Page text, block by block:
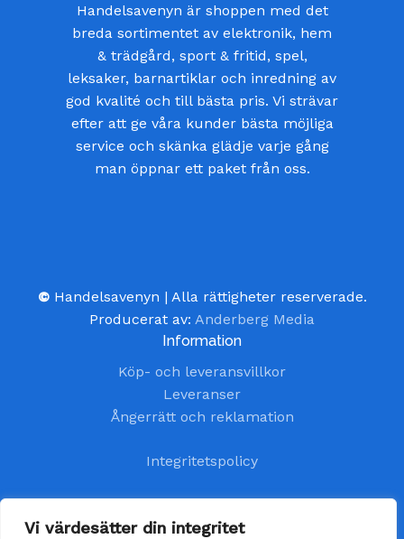
Vi värdesätter din integritet
Handelsavenyn är shoppen med det
breda sortimentet av elektronik, hem
& trädgård, sport & fritid, spel,
leksaker, barnartiklar och inredning av
god kvalité och till bästa pris. Vi strävar
efter att ge våra kunder bästa möjliga
service och skänka glädje varje gång
man öppnar ett paket från oss.
© Handelsavenyn | Alla rättigheter reserverade.
Producerat av: Anderberg Media
Information
Köp- och leveransvillkor
Leveranser
Ångerrätt och reklamation
Integritetspolicy
Kundtjänst